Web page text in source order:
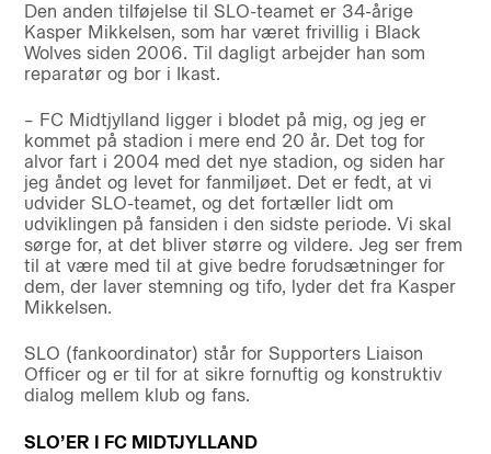
Den anden tilføjelse til SLO-teamet er 34-årige
Kasper Mikkelsen, som har været frivillig i Black
Wolves siden 2006. Til dagligt arbejder han som
reparatør og bor i Ikast.
– FC Midtjylland ligger i blodet på mig, og jeg er
kommet på stadion i mere end 20 år. Det tog for
alvor fart i 2004 med det nye stadion, og siden har
jeg åndet og levet for fanmiljøet. Det er fedt, at vi
udvider SLO-teamet, og det fortæller lidt om
udviklingen på fansiden i den sidste periode. Vi skal
sørge for, at det bliver større og vildere. Jeg ser frem
til at være med til at give bedre forudsætninger for
dem, der laver stemning og tifo, lyder det fra Kasper
Mikkelsen.
SLO (fankoordinator) står for Supporters Liaison
Officer og er til for at sikre fornuftig og konstruktiv
dialog mellem klub og fans.
SLO’ER I FC MIDTJYLLAND